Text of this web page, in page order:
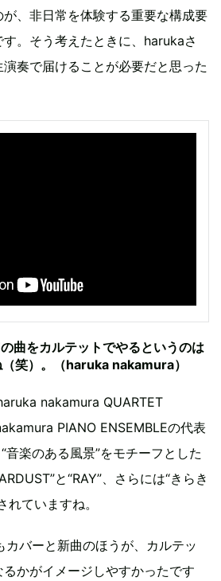
、非日常を体験する重要な構成要
。そう考えたときに、harukaさ
奏で届けることが必要だと思った
曲をカルテットでやるというのは
笑）。（haruka nakamura）
nakamura QUARTET
PIANO ENSEMBLEの代表
音楽のある風景”をモチーフとした
と“RAY”、さらには“きらき
れていますね。
カバーと新曲のほうが、カルテッ
るかがイメージしやすかったです